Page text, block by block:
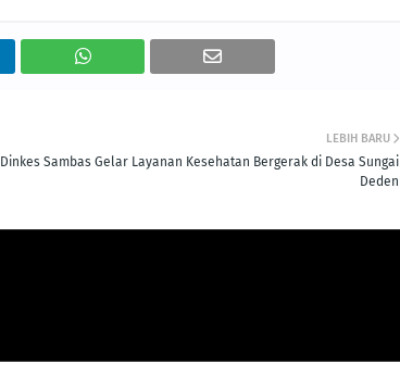
LEBIH BARU
Dinkes Sambas Gelar Layanan Kesehatan Bergerak di Desa Sungai
Deden